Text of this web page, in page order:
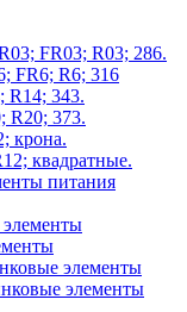
FR03; R03; 286.
FR6; R6; 316
R14; 343.
R20; 373.
крона.
квадратные.
питания
элементы
элементы